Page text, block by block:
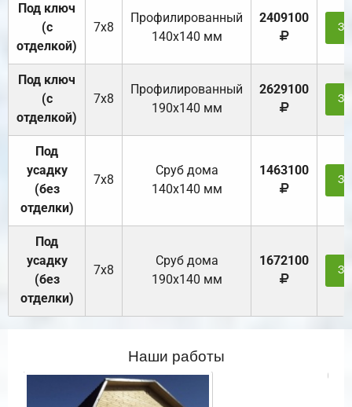
Под ключ
(с
отделкой)
7х8
Профилированный
140х140 мм
2409100
Под ключ
(с
отделкой)
7х8
Профилированный
190х140 мм
2629100
Под
усадку
(без
отделки)
7х8
Cруб дома
140х140 мм
1463100
Под
усадку
(без
отделки)
7х8
Cруб дома
190х140 мм
1672100
Наши работы